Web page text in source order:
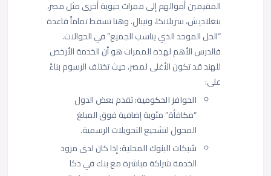
المقيمين أموالهم إلى ممرات حيوية أخرى مثل مصر،
بنغلاديش، سريلانكا، ونيبال. وهنا تسقط تماماً قاعدة
“الحل الموحد الذي يناسب الجميع” في الحوالات.
فالدرس الأهم لهذه الممرات هو أن الخدمة الأرخص
للهند قد تكون الأغلى لمصر، حيث تختلف الرسوم بناءً
على:
الحوافز الحكومية:تقدم بعض الدول
“مكافأة” مئوية إضافية فوق المبلغ
المحول لتشجيع التحويلات الرسمية.
شبكات البنوك المحلية:إذا كان لدى مزود
الخدمة شراكة مباشرة مع بنك في دكا